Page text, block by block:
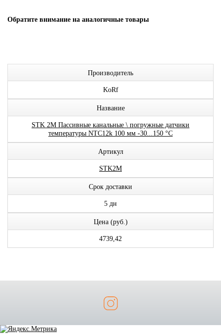
Обратите внимание на аналогичные товары
Производитель
KoRf
Название
STK 2M Пассивные канальные \ погружные датчики
температуры NTC12k 100 мм -30...150 °C
Артикул
STK2M
Срок доставки
5 дн
Цена (руб.)
4739,42